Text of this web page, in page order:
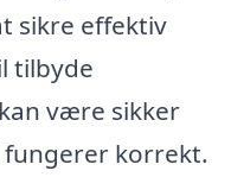
sikre effektiv
tilbyde
være sikker
korrekt.